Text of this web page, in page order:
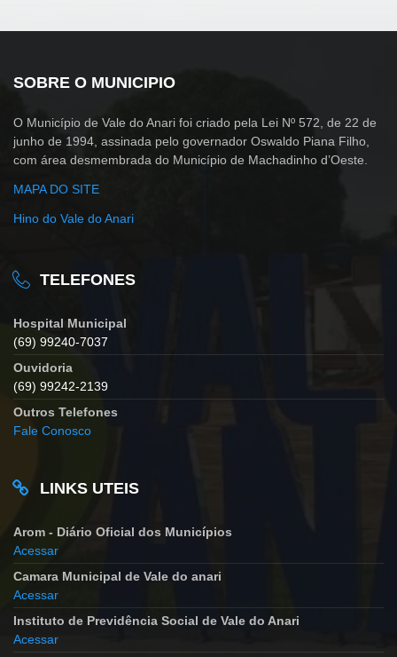
SOBRE O MUNICIPIO
O Município de Vale do Anari foi criado pela Lei Nº 572, de 22 de
junho de 1994, assinada pelo governador Oswaldo Piana Filho,
com área desmembrada do Município de Machadinho d’Oeste.
MAPA DO SITE
Hino do Vale do Anari
TELEFONES
Hospital Municipal
(69) 99240-7037
Ouvidoria
(69) 99242-2139
Outros Telefones
Fale Conosco
LINKS UTEIS
Arom - Diário Oficial dos Municípios
Acessar
Camara Municipal de Vale do anari
Acessar
Instituto de Previdência Social de Vale do Anari
Acessar